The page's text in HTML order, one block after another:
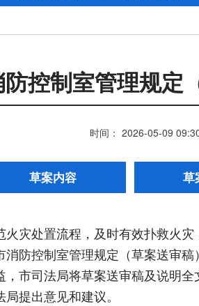
控制室管理规定
时间： 2026-05-09
草案内容 草
灾处置流程，及时有效扑救火
防控制室管理规定（草案送审
市司法局将草案送审稿及说明
提出意见和建议。